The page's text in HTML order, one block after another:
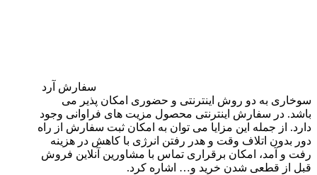
سفارش آرد
سوخاری به دو روش اینترنتی و حضوری امکان‌ پذیر می
باشد. در سفارش اینترنتی محصول مزیت های فراوانی وجود
دارد. از جمله این مزایا می توان به امکان ثبت سفارش از راه
دور بدون اتلاف وقت و هدر رفتن انرژی با کاهش در هزینه
رفت و آمد، امکان برقراری تماس با مشاورین آنلاین فروش
قبل از قطعی شدن خرید و… اشاره کرد.